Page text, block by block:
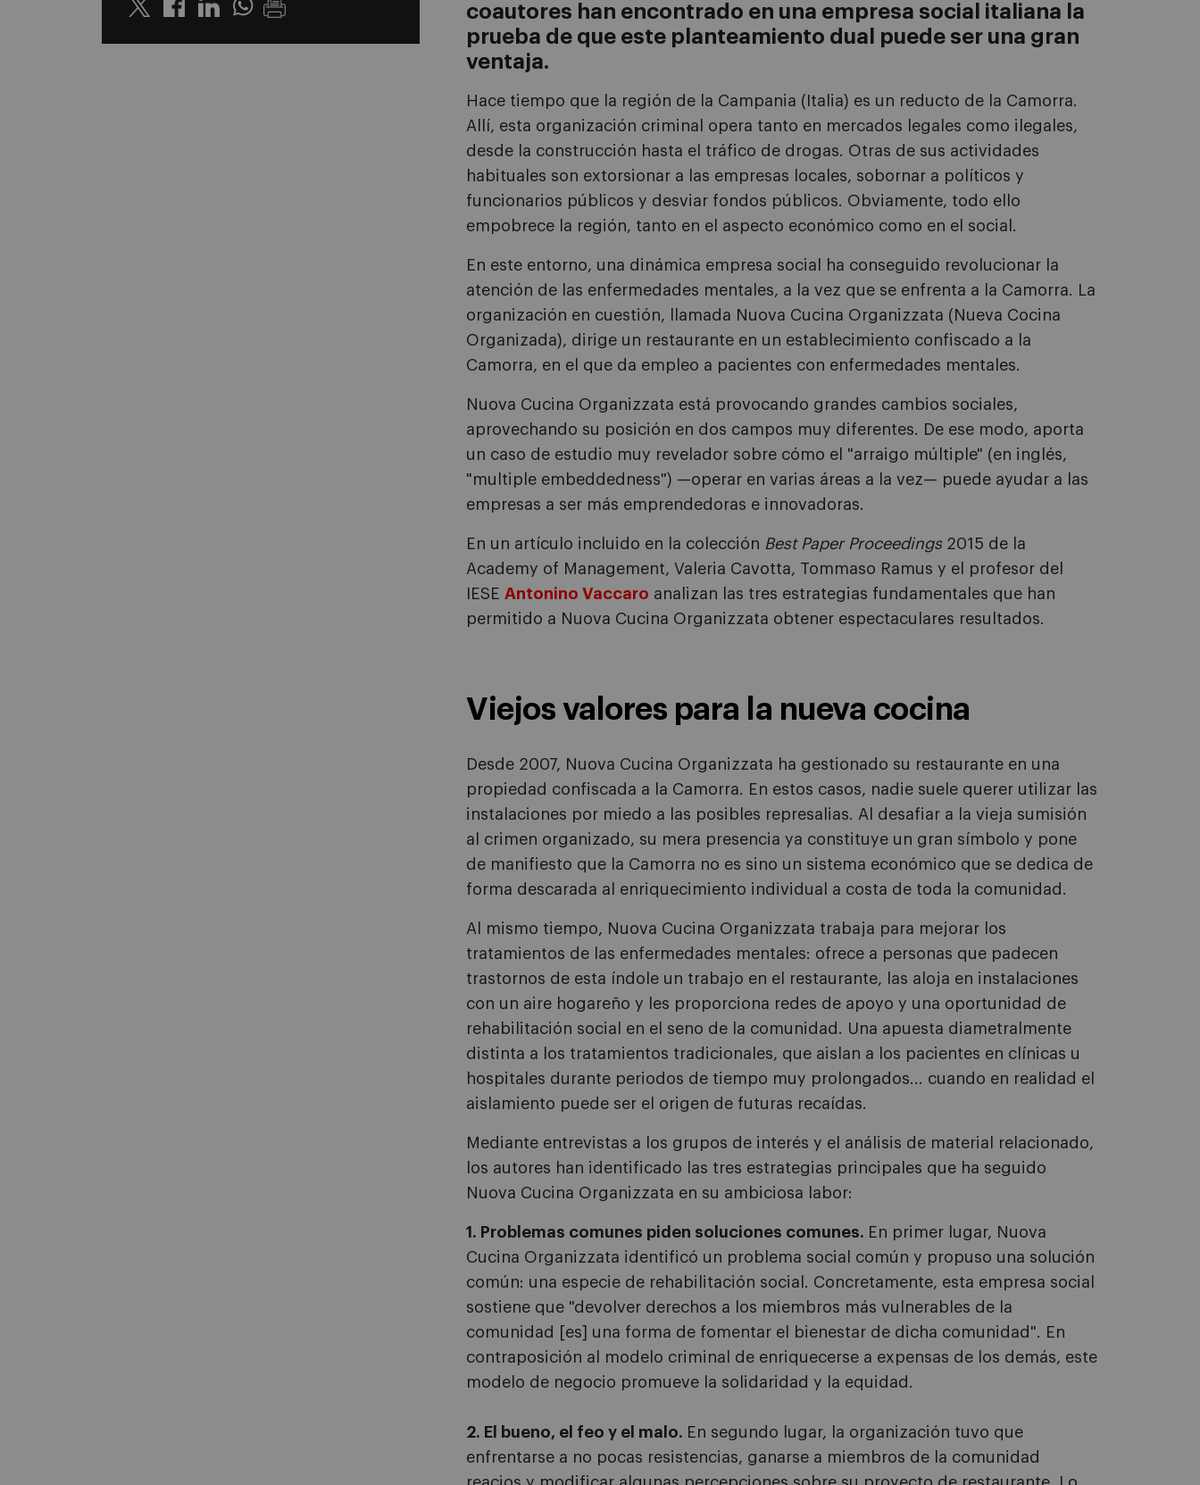
Twitter LinkedinWhatsapp
coautores han encontrado en una empresa social italiana la
prueba de que este planteamiento dual puede ser una gran
ventaja.
Hace tiempo que la región de la Campania (Italia) es un reducto de la Camorra.
Allí, esta organización criminal opera tanto en mercados legales como ilegales,
desde la construcción hasta el tráfico de drogas. Otras de sus actividades
habituales son extorsionar a las empresas locales, sobornar a políticos y
funcionarios públicos y desviar fondos públicos. Obviamente, todo ello
empobrece la región, tanto en el aspecto económico como en el social.
En este entorno, una dinámica empresa social ha conseguido revolucionar la
atención de las enfermedades mentales, a la vez que se enfrenta a la Camorra. La
organización en cuestión, llamada Nuova Cucina Organizzata (Nueva Cocina
Organizada), dirige un restaurante en un establecimiento confiscado a la
Camorra, en el que da empleo a pacientes con enfermedades mentales.
Nuova Cucina Organizzata está provocando grandes cambios sociales,
aprovechando su posición en dos campos muy diferentes. De ese modo, aporta
un caso de estudio muy revelador sobre cómo el "arraigo múltiple" (en inglés,
"multiple embeddedness") —operar en varias áreas a la vez— puede ayudar a las
empresas a ser más emprendedoras e innovadoras.
En un artículo incluido en la colección Best Paper Proceedings2015 de la
Academy of Management, Valeria Cavotta, Tommaso Ramus y el profesor del
IESE Antonino Vaccaro analizan las tres estrategias fundamentales que han
permitido a Nuova Cucina Organizzata obtener espectaculares resultados.
Viejos valores para la nueva cocina
Desde 2007, Nuova Cucina Organizzata ha gestionado su restaurante en una
propiedad confiscada a la Camorra. En estos casos, nadie suele querer utilizar las
instalaciones por miedo a las posibles represalias. Al desafiar a la vieja sumisión
al crimen organizado, su mera presencia ya constituye un gran símbolo y pone
de manifiesto que la Camorra no es sino un sistema económico que se dedica de
forma descarada al enriquecimiento individual a costa de toda la comunidad.
Al mismo tiempo, Nuova Cucina Organizzata trabaja para mejorar los
tratamientos de las enfermedades mentales: ofrece a personas que padecen
trastornos de esta índole un trabajo en el restaurante, las aloja en instalaciones
con un aire hogareño y les proporciona redes de apoyo y una oportunidad de
rehabilitación social en el seno de la comunidad. Una apuesta diametralmente
distinta a los tratamientos tradicionales, que aislan a los pacientes en clínicas u
hospitales durante periodos de tiempo muy prolongados... cuando en realidad el
aislamiento puede ser el origen de futuras recaídas.
Mediante entrevistas a los grupos de interés y el análisis de material relacionado,
los autores han identificado las tres estrategias principales que ha seguido
Nuova Cucina Organizzata en su ambiciosa labor:
1. Problemas comunes piden soluciones comunes. En primer lugar, Nuova
Cucina Organizzata identificó un problema social común y propuso una solución
común: una especie de rehabilitación social. Concretamente, esta empresa social
sostiene que "devolver derechos a los miembros más vulnerables de la
comunidad [es] una forma de fomentar el bienestar de dicha comunidad". En
contraposición al modelo criminal de enriquecerse a expensas de los demás, este
modelo de negocio promueve la solidaridad y la equidad.
2. El bueno, el feo y el malo. En segundo lugar, la organización tuvo que
enfrentarse a no pocas resistencias, ganarse a miembros de la comunidad